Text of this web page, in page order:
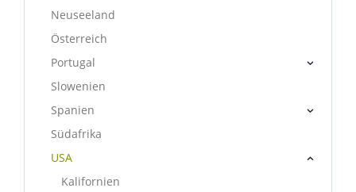
Neuseeland
Österreich
Portugal
Slowenien
Spanien
Südafrika
USA
Kalifornien